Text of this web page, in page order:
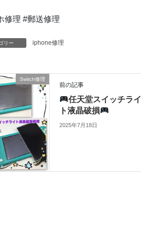
修理 #郵送修理
リー iphone修理
Switch修理
前の記事
任天堂スイッチライ
ト液晶破損
2025年7月18日